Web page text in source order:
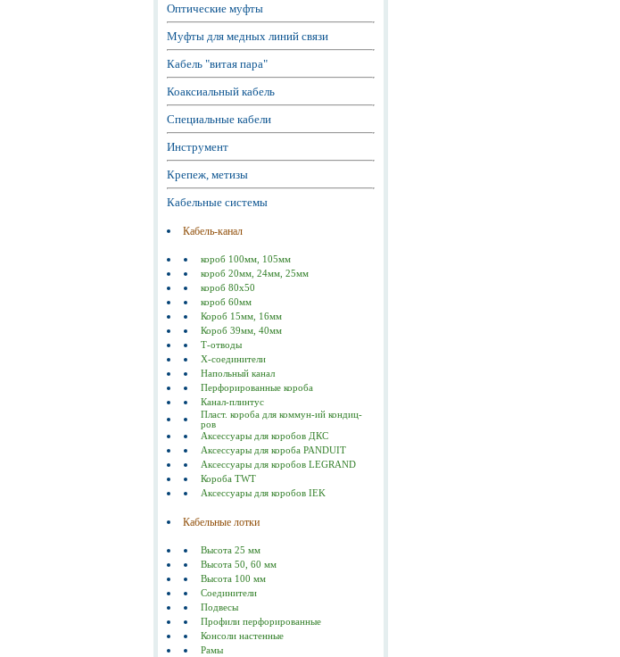
Оптические муфты
Муфты для медных линий связи
Кабель "витая пара"
Коаксиальный кабель
Специальные кабели
Инструмент
Крепеж, метизы
Кабельные системы
Кабель-канал
короб 100мм, 105мм
короб 20мм, 24мм, 25мм
короб 80х50
короб 60мм
Короб 15мм, 16мм
Короб 39мм, 40мм
Т-отводы
Х-соединители
Напольный канал
Перфорированные короба
Канал-плинтус
Пласт. короба для коммун-ий кондиц-
ров
Аксессуары для коробов ДКС
Аксессуары для короба PANDUIT
Аксессуары для коробов LEGRAND
Короба TWT
Аксессуары для коробов IEK
Кабельные лотки
Высота 25 мм
Высота 50, 60 мм
Высота 100 мм
Соединители
Подвесы
Профили перфорированные
Консоли настенные
Рамы